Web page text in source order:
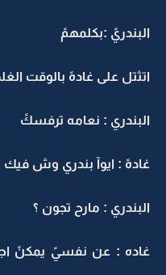
البندريً :بكلمهمً
اتثتل على غادهً بالوقت
البندري : نعامه ترفسكً
غادهً : ايوآ بندري وش فيك
البندري : مارح تجون ؟
غاده : عن نفسيً يمكنً